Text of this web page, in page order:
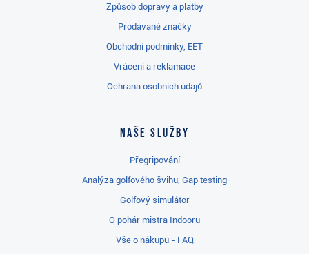
Způsob dopravy a platby
Prodávané značky
Obchodní podmínky, EET
Vrácení a reklamace
Ochrana osobních údajů
Naše služby
Přegripování
Analýza golfového švihu, Gap testing
Golfový simulátor
O pohár mistra Indooru
Vše o nákupu - FAQ